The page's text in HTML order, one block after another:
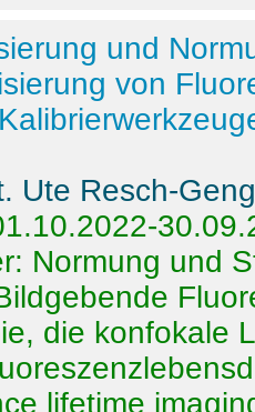
und
von
Ute Resch-
Normung und
die konfokale
lifetime